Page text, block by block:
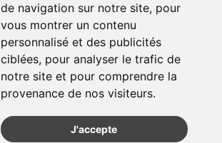
de navigation sur notre site, pour
vous montrer un contenu
personnalisé et des publicités
ciblées, pour analyser le trafic de
notre site et pour comprendre la
provenance de nos visiteurs.
J'accepte
Paiement
Simple, rapide et 100% sécurisé
Retrait & Livriason
Retrait en automate ou Locker
Livraison chez vous